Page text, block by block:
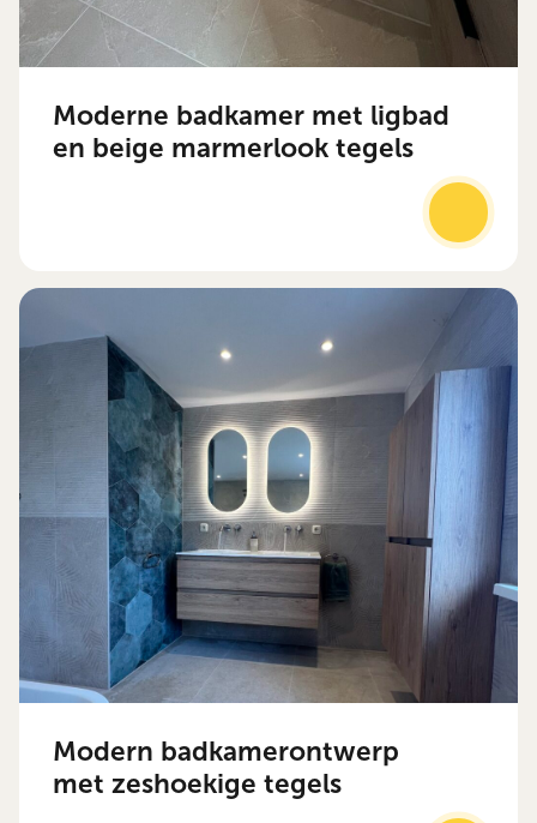
Moderne badkamer met ligbad
en beige marmerlook tegels
Modern badkamerontwerp
met zeshoekige tegels